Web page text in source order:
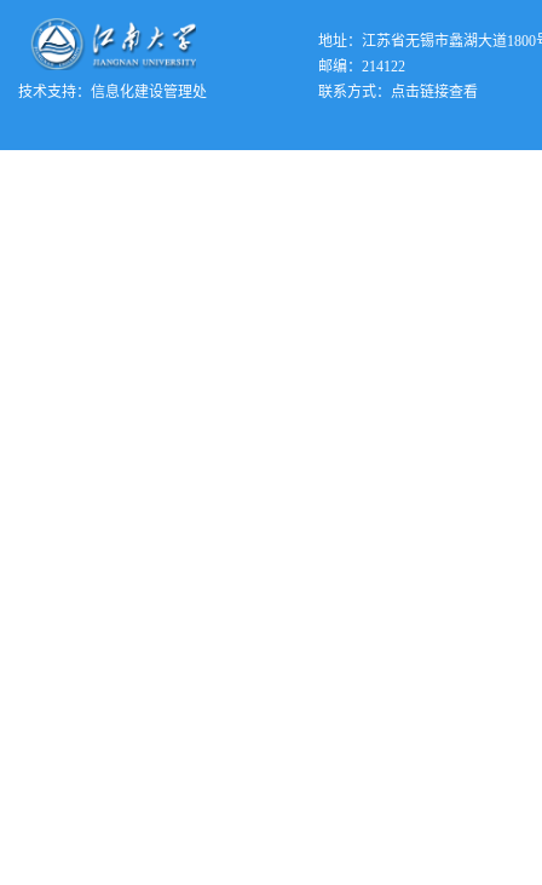
技术支持： 信息化建设管理处
地址：江苏省无锡市蠡湖大道1800
邮编：214122
联系方式：
点击链接查看